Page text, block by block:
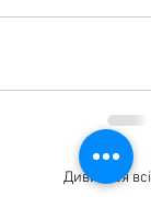
Дивитися всі